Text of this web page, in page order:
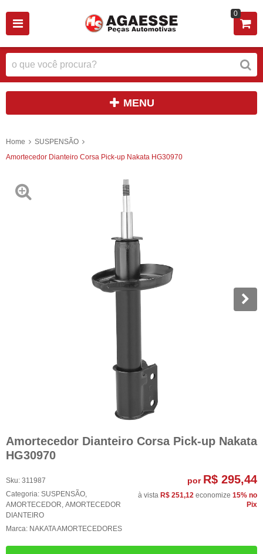
0
MENU
Home
SUSPENSÃO
Amortecedor Dianteiro Corsa Pick-up Nakata HG30970
Amortecedor Dianteiro Corsa Pick-up Nakata
HG30970
Sku: 311987
Categoria: SUSPENSÃO,
AMORTECEDOR, AMORTECEDOR
DIANTEIRO
Marca: NAKATA AMORTECEDORES
por R$ 295,44
à vista R$ 251,12 economize 15% no
Pix